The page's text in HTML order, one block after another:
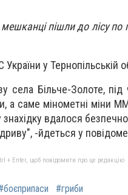
пішли до лісу
у Тернопільській
села Більче-Золоте,
а саме мінометні
знахідку вдалося
-йдеться у
+ Enter, щоб повідомити про це редакцію
#гриби